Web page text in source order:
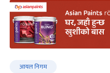
आयल निगम